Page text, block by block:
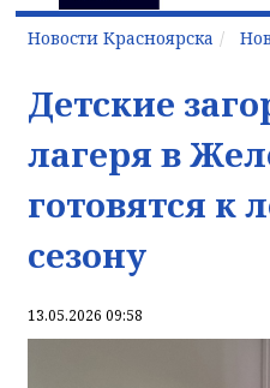
Новости Красноярска
Детские
лагеря в
готовятся к
сезону
13.05.2026 09:58